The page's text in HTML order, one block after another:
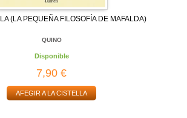
(LA PEQUEÑA FILOSOFÍA DE MAFALDA)
QUINO
Disponible
7,90 €
AFEGIR A LA CISTELLA